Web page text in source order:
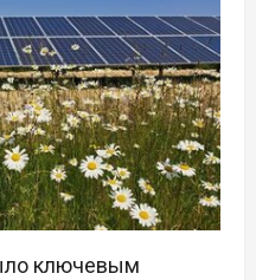
ключевым